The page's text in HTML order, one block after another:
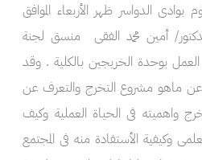
بوادى الدواسر ظهر الأربعاء الموافق
الدكتور/ أمين محمد الفقى منسق لجنة
بوحدة الخريجين بالكلية . وقد
ماهو مشروع التخرج والتعرف عن
واهميته فى الحياة العملية وكيف
وكيفية الأستفادة منه فى المجتمع